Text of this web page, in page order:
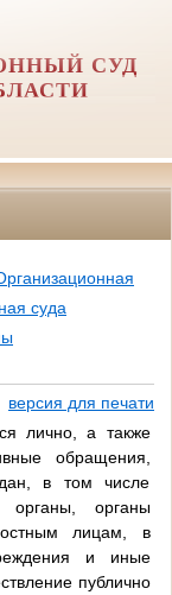
СУД
суда
версия для печати
лично, а также
обращения,
в том числе
органы, органы
лицам, в
и иные
публично